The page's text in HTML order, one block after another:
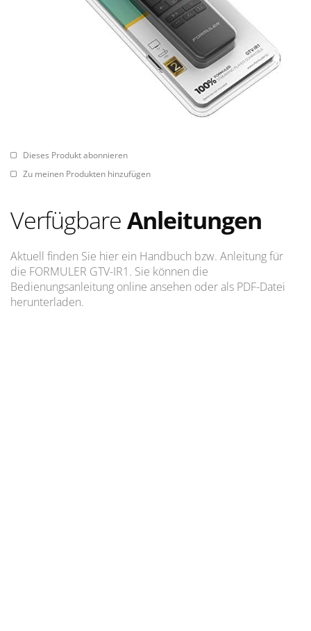
Dieses Produkt abonnieren
Zu meinen Produkten hinzufügen
VerfügbareAnleitungen
Aktuell finden Sie hier ein Handbuch bzw. Anleitung für
die FORMULER GTV-IR1. Sie können die
Bedienungsanleitung online ansehen oder als PDF-Datei
herunterladen.